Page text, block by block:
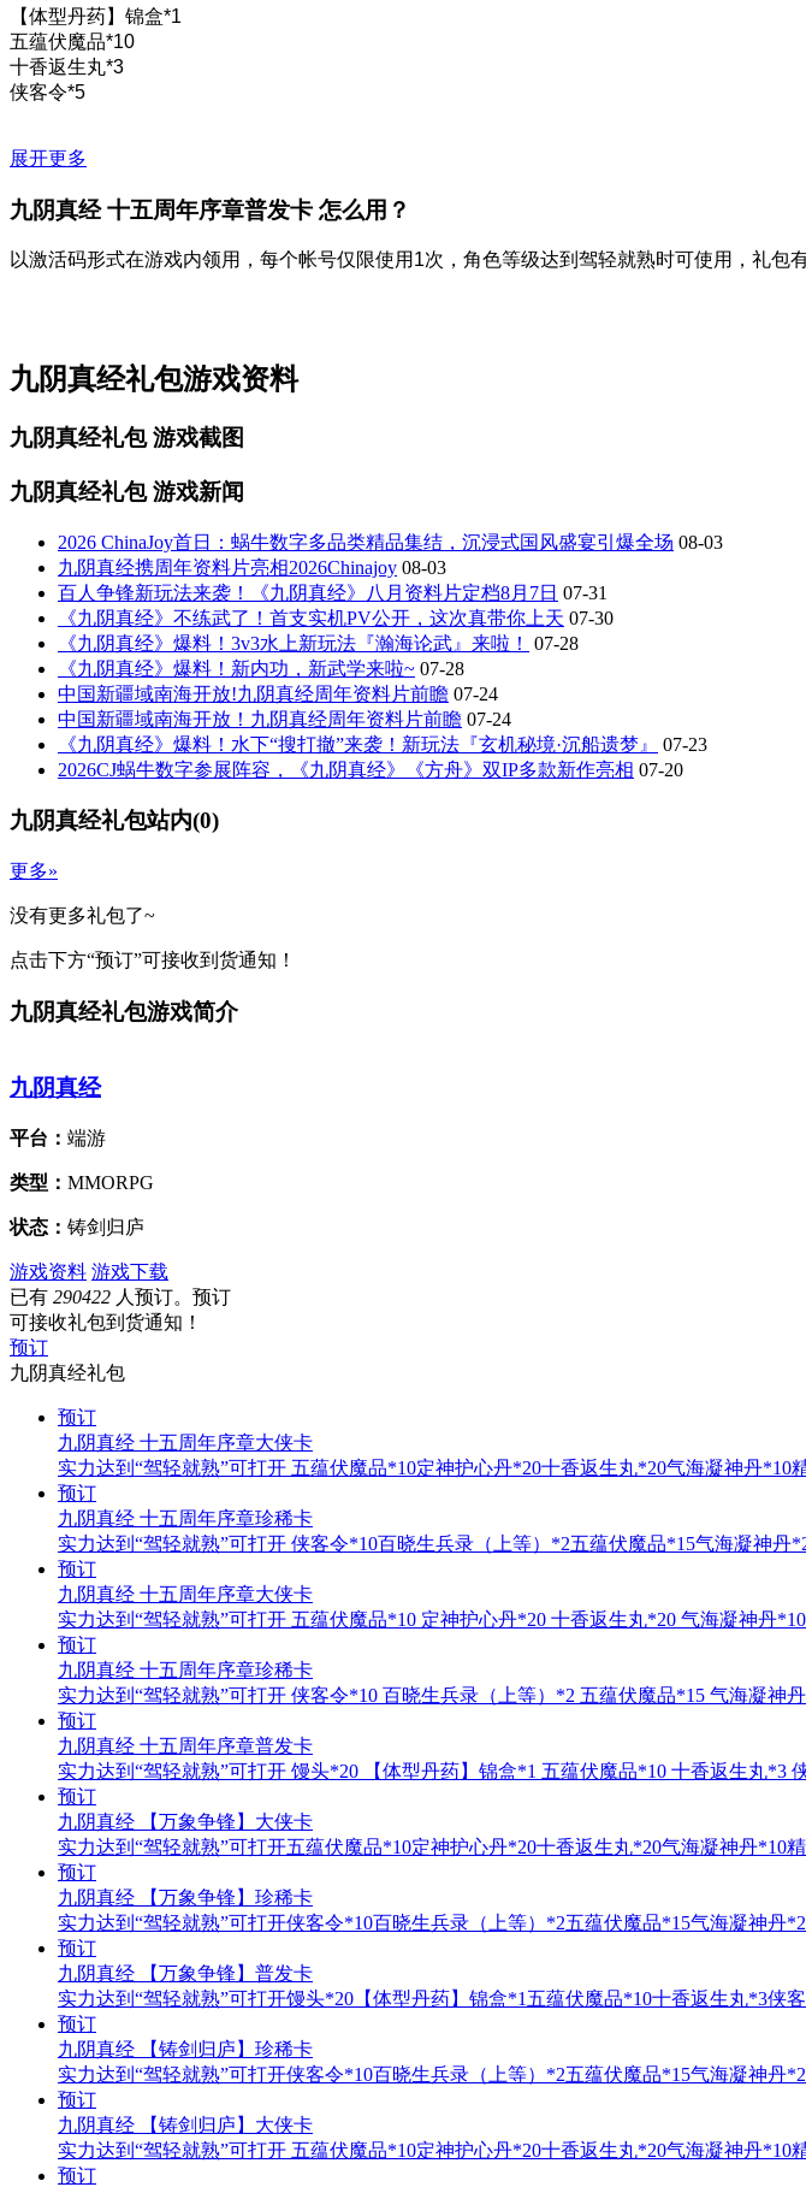
【体型丹药】锦盒*1
五蕴伏魔品*10
十香返生丸*3
侠客令*5
展开更多
九阴真经 十五周年序章普发卡 怎么用？
以激活码形式在游戏内领用，每个帐号仅限使用1次，角色等级达到驾轻就熟时可使用，礼包
九阴真经礼包游戏资料
九阴真经礼包游戏截图
九阴真经礼包游戏新闻
2026 ChinaJoy首日：蜗牛数字多品类精品集结，沉浸式国风盛宴引爆全场 08-03
九阴真经携周年资料片亮相2026Chinajoy 08-03
百人争锋新玩法来袭！《九阴真经》八月资料片定档8月7日 07-31
《九阴真经》不练武了！首支实机PV公开，这次真带你上天 07-30
《九阴真经》爆料！3v3水上新玩法『瀚海论武』来啦！
07-28
《九阴真经》爆料！新内功，新武学来啦~ 07-28
中国新疆域南海开放!九阴真经周年资料片前瞻 07-24
中国新疆域南海开放！九阴真经周年资料片前瞻 07-24
《九阴真经》爆料！水下“搜打撤”来袭！新玩法『玄机秘境·沉船遗梦』
07-23
2026CJ蜗牛数字参展阵容，《九阴真经》《方舟》双IP多款新作亮相 07-20
九阴真经礼包站内(0)
更多»
没有更多礼包了~
点击下方“预订”可接收到货通知！
九阴真经礼包游戏简介
九阴真经
平台： 端游
类型： MMORPG
状态： 铸剑归庐
游戏资料 游戏下载
已有 290422 人预订。预订
可接收礼包到货通知！
预订
九阴真经礼包
预订
九阴真经 十五周年序章大侠卡
实力达到“驾轻就熟”可打开 五蕴伏魔品*10定神护心丹*20十香返生丸*20气海凝神丹
预订
九阴真经 十五周年序章珍稀卡
实力达到“驾轻就熟”可打开 侠客令*10百晓生兵录（上等）*2五蕴伏魔品*15气海凝神丹
预订
九阴真经 十五周年序章大侠卡
实力达到“驾轻就熟”可打开 五蕴伏魔品*10 定神护心丹*20 十香返生丸*20 气海凝神丹
预订
九阴真经 十五周年序章珍稀卡
实力达到“驾轻就熟”可打开 侠客令*10 百晓生兵录（上等）*2 五蕴伏魔品*15 气海凝神
预订
九阴真经 十五周年序章普发卡
实力达到“驾轻就熟”可打开 馒头*20 【体型丹药】锦盒*1 五蕴伏魔品*10 十香返生丸*3
预订
九阴真经 【万象争锋】大侠卡
实力达到“驾轻就熟”可打开五蕴伏魔品*10定神护心丹*20十香返生丸*20气海凝神丹
预订
九阴真经 【万象争锋】珍稀卡
实力达到“驾轻就熟”可打开侠客令*10百晓生兵录（上等）*2五蕴伏魔品*15气海凝神丹
预订
九阴真经 【万象争锋】普发卡
实力达到“驾轻就熟”可打开馒头*20【体型丹药】锦盒*1五蕴伏魔品*10十香返生丸*3侠
预订
九阴真经 【铸剑归庐】珍稀卡
实力达到“驾轻就熟”可打开侠客令*10百晓生兵录（上等）*2五蕴伏魔品*15气海凝神丹
预订
九阴真经 【铸剑归庐】大侠卡
实力达到“驾轻就熟”可打开 五蕴伏魔品*10定神护心丹*20十香返生丸*20气海凝神丹
预订